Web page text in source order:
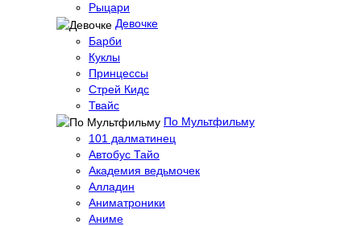
Рыцари
Девочке
Барби
Куклы
Принцессы
Стрей Кидс
Твайс
По Мультфильму
101 далматинец
Автобус Тайо
Академия ведьмочек
Алладин
Аниматроники
Аниме